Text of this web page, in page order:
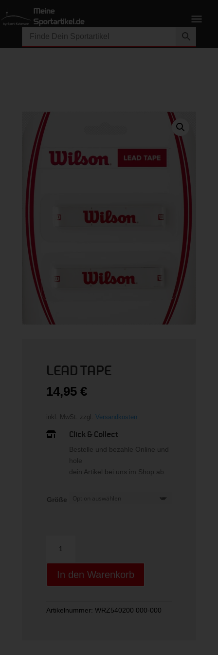
LEAD TAPE
14,95 €
inkl. MwSt. zzgl. Versandkosten
 Click & Collect
Bestelle und bezahle Online und
hole
dein Artikel bei uns im Shop ab.
Größe
TAPE
Menge
In den Warenkorb
Artikelnummer: WRZ540200 000-000